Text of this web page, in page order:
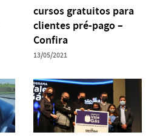
cursos gratuitos para
clientes pré-pago –
Confira
13/05/2021